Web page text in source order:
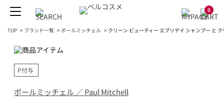
0
TOP > ブランド一覧 >ポールミッチェル > クリーン ビューティー エブリデイ シャンプー と
P付与
ポールミッチェル ／ Paul Mitchell